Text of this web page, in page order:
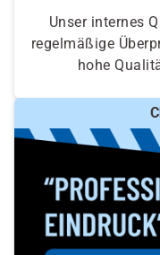
Unser internes
regelmäßige
hohe